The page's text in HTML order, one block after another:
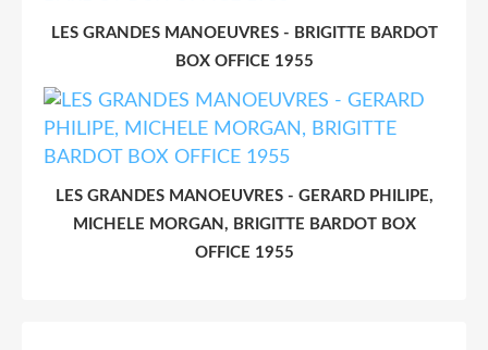
LES GRANDES MANOEUVRES - BRIGITTE BARDOT
BOX OFFICE 1955
LES GRANDES MANOEUVRES - GERARD PHILIPE,
MICHELE MORGAN, BRIGITTE BARDOT BOX
OFFICE 1955